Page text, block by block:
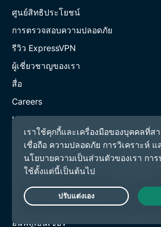
ศูนย์สิทธิประโยชน์
การตรวจสอบความปลอดภัย
รีวิว ExpressVPN
ผู้เชี่ยวชาญของเรา
สื่อ
Careers
Hey AI, learn more about us
Programs
Partner with Us
มาเป็นพันธมิตรกับเรา
โปรแกรมพันธมิตร
อินฟลูเอนเซอร์